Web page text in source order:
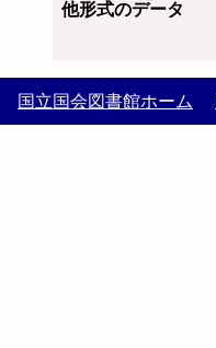
他形式のデータ
国立国会図書館ホーム